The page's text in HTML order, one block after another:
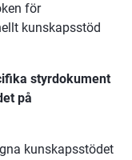
för
kunskapsstöd
styrdokument
på
kunskapsstödet